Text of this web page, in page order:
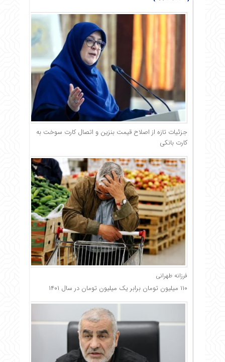
جزئیات تازه از اصلاح قیمت بنزین و اتصال کارت سوخت به
کارت بانکی
فرزانه طهرانی
۱۱۰ میلیون تومان برابر یک میلیون تومان در سال ۱۴۰۱